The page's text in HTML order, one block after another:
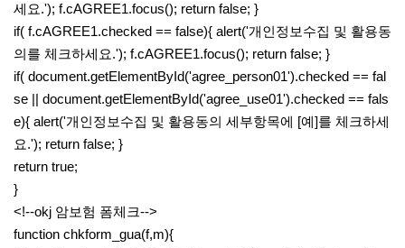
세요.'); f.cAGREE1.focus(); return false; }
if( f.cAGREE1.checked == false){ alert('개인정보수집 및 활용동
의를 체크하세요.'); f.cAGREE1.focus(); return false; }
if( document.getElementById('agree_person01').checked == fal
se || document.getElementById('agree_use01').checked == fals
e){ alert('개인정보수집 및 활용동의 세부항목에 [예]를 체크하세
요.'); return false; }
return true;
}
<!--okj 암보험 폼체크-->
function chkform_gua(f,m){